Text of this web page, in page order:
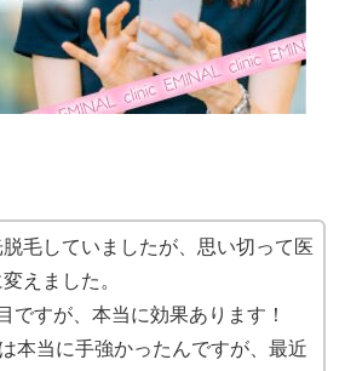
毛していましたが、思い切って医
えました。
ですが、本当に効果あります！
本当に手強かったんですが、最近